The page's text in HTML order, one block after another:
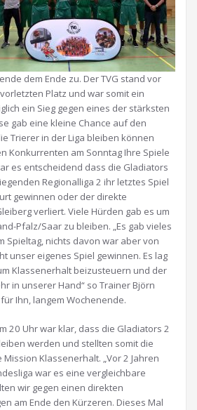
dem Ende zu. Der TVG stand vor
Platz und war somit ein
ein Sieg gegen eines der stärksten
gab eine kleine Chance auf den
Trierer in der Liga bleiben können
Konkurrenten am Sonntag Ihre Spiele
es entscheidend dass die Gladiators
Regionalliga 2 ihr letztes Spiel
gewinnen oder der direkte
verliert. Viele Hürden gab es um
Pfalz/Saar zu bleiben. „Es gab vieles
Spieltag, nichts davon war aber von
unser eigenes Spiel gewinnen. Es lag
Klassenerhalt beizusteuern und der
in unserer Hand“ so Trainer Björn
Ihn, langem Wochenende.
20 Uhr war klar, dass die Gladiators 2
werden und stellten somit die
Klassenerhalt. „Vor 2 Jahren
war es eine vergleichbare
wir gegen einen direkten
am Ende den Kürzeren. Dieses Mal